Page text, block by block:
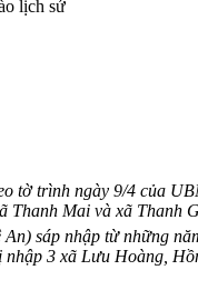
lịch sử
tờ trình ngày 9/4 của
Thanh Mai và xã Thanh
sáp nhập từ những
3 xã Lưu Hoàng,